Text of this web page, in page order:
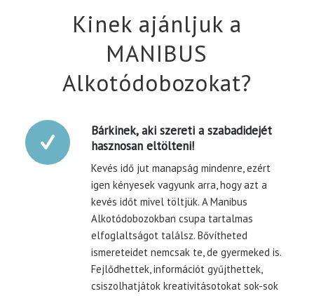
Kinek ajánljuk a
MANIBUS
Alkotódobozokat?
Bárkinek, aki szereti a szabadidejét
hasznosan eltölteni!
Kevés idő jut manapság mindenre, ezért
igen kényesek vagyunk arra, hogy azt a
kevés időt mivel töltjük. A Manibus
Alkotódobozokban csupa tartalmas
elfoglaltságot találsz. Bővítheted
ismereteidet nemcsak te, de gyermeked is.
Fejlődhettek, információt gyűjthettek,
csiszolhatjátok kreativitásotokat sok-sok